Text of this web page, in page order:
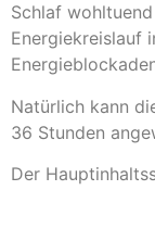
Schlaf
Energiekreislauf
Natürlich kann
36 Stunden
Der